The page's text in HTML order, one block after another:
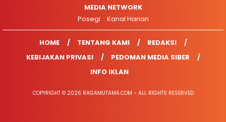
MEDIA NETWORK
Posegi
Kanal Harian
HOME TENTANG KAMI
REDAKSI
KEBIJAKAN PRIVASI
PEDOMAN MEDIA SIBER
INFO IKLAN
COPYRIGHT © 2026 RAGAMUTAMA.COM - ALL RIGHTS RESERVED